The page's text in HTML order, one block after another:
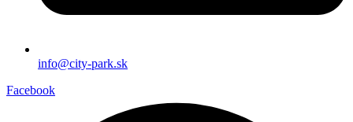
info@city-park.sk
Facebook